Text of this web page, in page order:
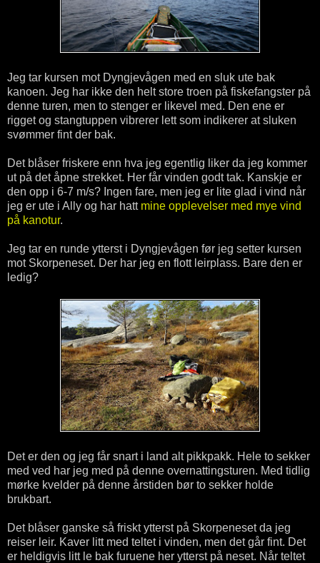
Jeg tar kursen mot Dyngjevågen med en sluk ute bak
kanoen. Jeg har ikke den helt store troen på fiskefangster på
denne turen, men to stenger er likevel med. Den ene er
rigget og stangtuppen vibrerer lett som indikerer at sluken
svømmer fint der bak.
Det blåser friskere enn hva jeg egentlig liker da jeg kommer
ut på det åpne strekket. Her får vinden godt tak. Kanskje er
den opp i 6-7 m/s? Ingen fare, men jeg er lite glad i vind når
jeg er ute i Ally og har hatt mine opplevelser med mye vind
på kanotur.
Jeg tar en runde ytterst i Dyngjevågen før jeg setter kursen
mot Skorpeneset. Der har jeg en flott leirplass. Bare den er
ledig?
Det er den og jeg får snart i land alt pikkpakk. Hele to sekker
med ved har jeg med på denne overnattingsturen. Med tidlig
mørke kvelder på denne årstiden bør to sekker holde
brukbart.
Det blåser ganske så friskt ytterst på Skorpeneset da jeg
reiser leir. Kaver litt med teltet i vinden, men det går fint. Det
er heldigvis litt le bak furuene her ytterst på neset. Når teltet